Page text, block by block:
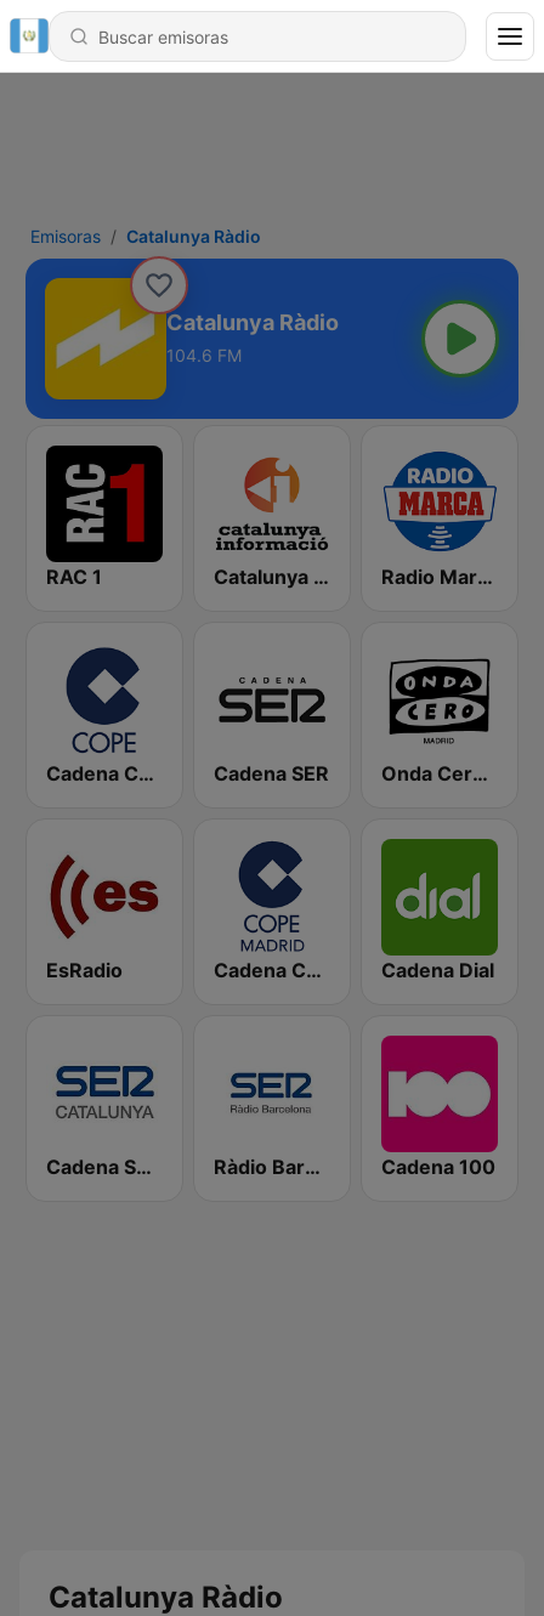
Emisoras Catalunya Ràdio
Catalunya Ràdio
104.6 FM
RAC 1 Catalunya Informació Radio Marca Nacional
Cadena COPE Cadena SER Onda Cero Madrid
EsRadio Cadena COPE Madrid Cadena Dial
Cadena SER Catalunya Ràdio Barcelona SER Cadena 100
Catalunya Ràdio